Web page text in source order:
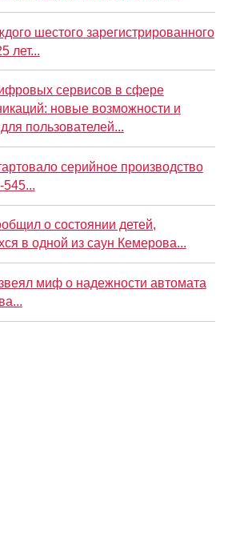
шестого зарегистрированного
лет...
сервисов в сфере
новые возможности и
пользователей...
серийное производство
545...
о состоянии детей,
в одной из саун Кемерова...
миф о надежности автомата